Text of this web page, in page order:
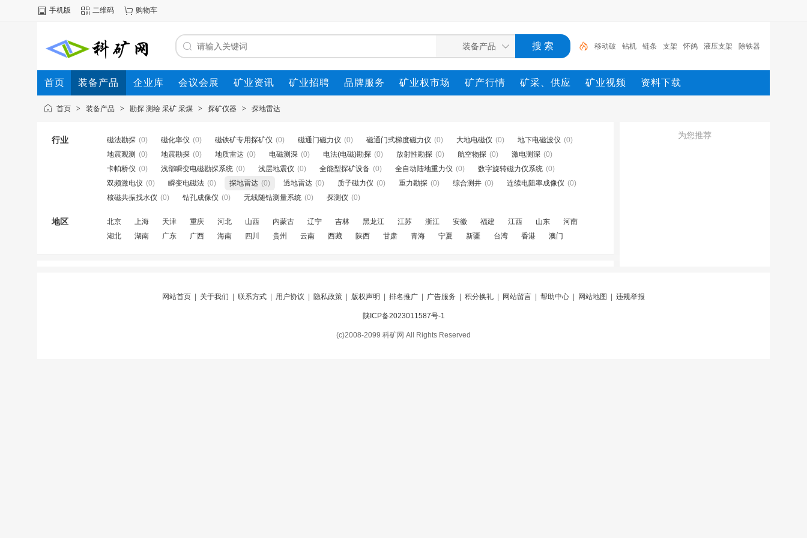
手机版 二维码 购物车
移动破 钻机 链条 支架 怀鸽 液压支架 除铁器
锚杆 电机 矿 移动破
首页 装备产品 企业库 会议会展 矿业资讯 矿业招聘 品牌服务 矿业权市场 矿产行情 矿采、供应 矿业视频 资料下载
首页 > 装备产品 > 勘探 测绘 采矿 采煤 > 探矿仪器 > 探地雷达
行业 磁法勘探 (0) 磁化率仪 (0) 磁铁矿专用探矿仪 (0) 磁通门磁力仪 (0) 磁通门式梯度磁力仪 (0) 大地电磁仪 (0) 地下电磁波仪 (0)
地震观测 (0) 地震勘探 (0) 地质雷达 (0) 电磁测深 (0) 电法(电磁)勘探 (0) 放射性勘探 (0) 航空物探 (0) 激电测深 (0)
卡帕桥仪 (0) 浅部瞬变电磁勘探系统 (0) 浅层地震仪 (0) 全能型探矿设备 (0) 全自动陆地重力仪 (0) 数字旋转磁力仪系统 (0)
双频激电仪 (0) 瞬变电磁法 (0) 探地雷达 (0) 透地雷达 (0) 质子磁力仪 (0) 重力勘探 (0) 综合测井 (0) 连续电阻率成像仪 (0)
核磁共振找水仪 (0) 钻孔成像仪 (0) 无线随钻测量系统 (0) 探测仪 (0)
地区 北京 上海 天津 重庆 河北 山西 内蒙古 辽宁 吉林 黑龙江 江苏 浙江 安徽 福建 江西 山东
河南
湖北
湖南 广东 广西 海南 四川 贵州 云南 西藏 陕西 甘肃 青海 宁夏 新疆 台湾 香港 澳门
为您推荐
网站首页 关于我们 联系方式 用户协议 隐私政策 版权声明 排名推广 广告服务 积分换礼 网站留言 帮助中心 网站地图 违规举报
陕ICP备2023011587号-1
(c)2008-2099 科矿网 All Rights Reserved